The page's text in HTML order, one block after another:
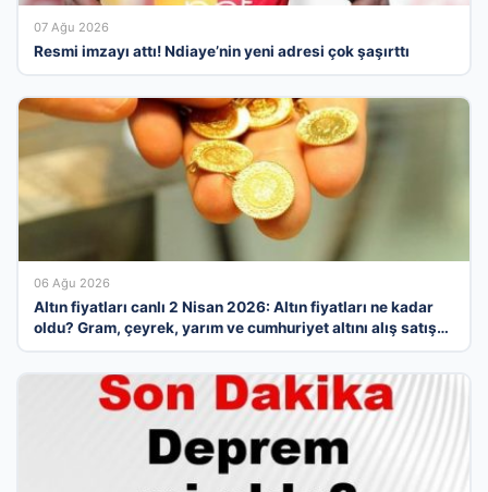
07 Ağu 2026
Resmi imzayı attı! Ndiaye’nin yeni adresi çok şaşırttı
06 Ağu 2026
Altın fiyatları canlı 2 Nisan 2026: Altın fiyatları ne kadar
oldu? Gram, çeyrek, yarım ve cumhuriyet altını alış satış